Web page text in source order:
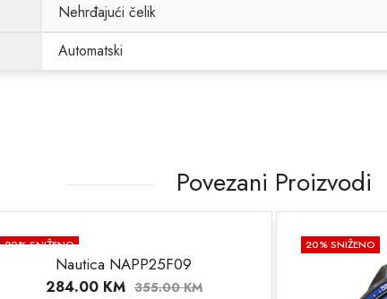
Nehrđajući čelik
Automatski
Povezani Proizvodi